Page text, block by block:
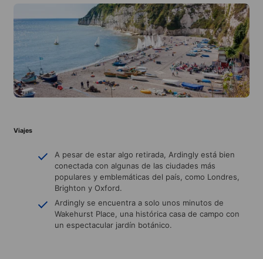
Viajes
A pesar de estar algo retirada, Ardingly está bien
conectada con algunas de las ciudades más
populares y emblemáticas del país, como Londres,
Brighton y Oxford.
Ardingly se encuentra a solo unos minutos de
Wakehurst Place, una histórica casa de campo con
un espectacular jardín botánico.